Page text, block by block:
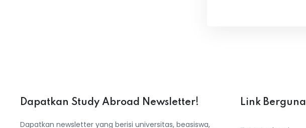
Dapatkan Study Abroad Newsletter!
Dapatkan newsletter yang berisi universitas, beasiswa,
Link Berguna